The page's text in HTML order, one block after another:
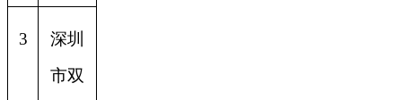
3
深圳
市双